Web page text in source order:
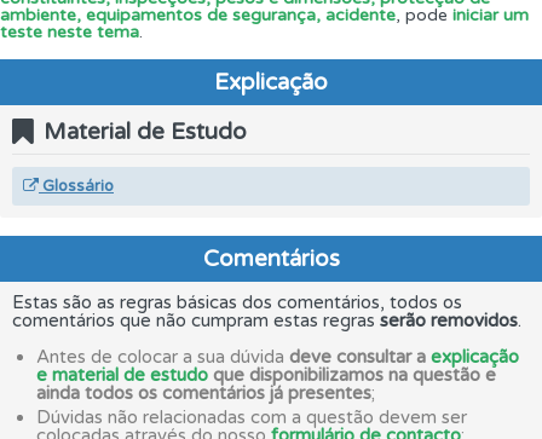
ambiente, equipamentos de segurança, acidente, pode iniciar um
teste neste tema.
Explicação
Material de Estudo
Glossário
Comentários
Estas são as regras básicas dos comentários, todos os
comentários que não cumpram estas regras serão removidos.
Antes de colocar a sua dúvida deve consultar a explicação
e material de estudo que disponibilizamos na questão e
ainda todos os comentários já presentes;
Dúvidas não relacionadas com a questão devem ser